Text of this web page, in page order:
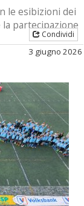
le esibizioni dei
partecipazione
Condividi
3 giugno 2026